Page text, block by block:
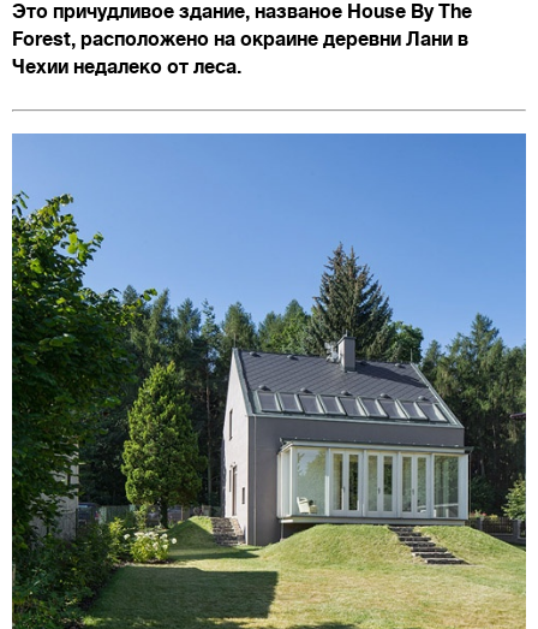
Это причудливое здание, названое House By The
Forest, расположено на окраине деревни Лани в
Чехии недалеко от леса.